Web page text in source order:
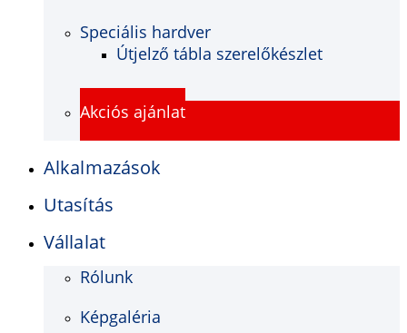
Speciális hardver
Útjelző tábla szerelőkészlet
Akciós ajánlat
Alkalmazások
Utasítás
Vállalat
Rólunk
Képgaléria